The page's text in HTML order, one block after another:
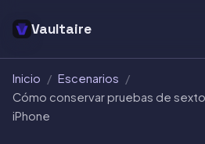
Vaultaire
Inicio / Escenarios /
Cómo conservar pruebas de
iPhone